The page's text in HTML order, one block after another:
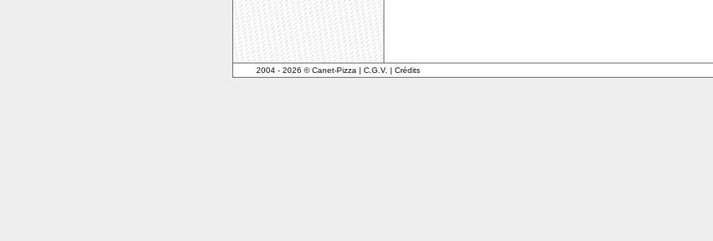
2004 - 2026 © Canet-Pizza | C.G.V. | Crédits